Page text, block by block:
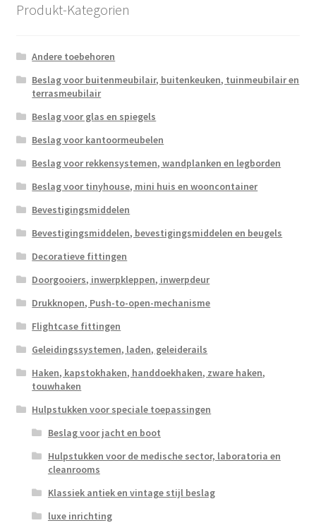
Produkt-Kategorien
Andere toebehoren
Beslag voor buitenmeubilair, buitenkeuken, tuinmeubilair en
terrasmeubilair
Beslag voor glas en spiegels
Beslag voor kantoormeubelen
Beslag voor rekkensystemen, wandplanken en legborden
Beslag voor tinyhouse, mini huis en wooncontainer
Bevestigingsmiddelen
Bevestigingsmiddelen, bevestigingsmiddelen en beugels
Decoratieve fittingen
Doorgooiers, inwerpkleppen, inwerpdeur
Drukknopen, Push-to-open-mechanisme
Flightcase fittingen
Geleidingssystemen, laden, geleiderails
Haken, kapstokhaken, handdoekhaken, zware haken,
touwhaken
Hulpstukken voor speciale toepassingen
Beslag voor jacht en boot
Hulpstukken voor de medische sector, laboratoria en
cleanrooms
Klassiek antiek en vintage stijl beslag
luxe inrichting